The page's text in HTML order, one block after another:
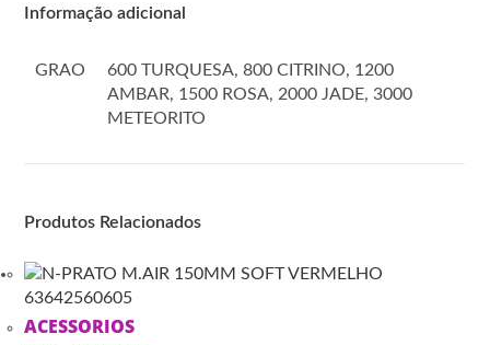
14H
Informação adicional
GRAO
600 TURQUESA, 800 CITRINO, 1200
AMBAR, 1500 ROSA, 2000 JADE, 3000
METEORITO
Produtos Relacionados
ACESSORIOS